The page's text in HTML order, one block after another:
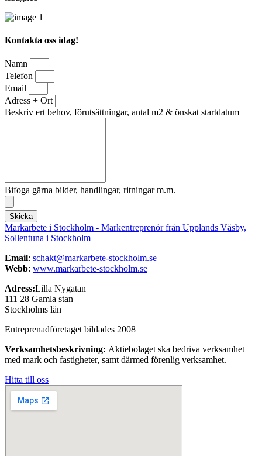
Kontakta oss idag!
Namn
Telefon
Email
Adress + Ort
Beskriv ert behov, förutsättningar, antal m2 & önskat startdatum
Bifoga gärna bilder, handlingar, ritningar m.m.
Skicka
Markarbete i Stockholm - Markentreprenör från Upplands Väsby,
Sollentuna i Stockholm
Email: schakt@markarbete-stockholm.se
Webb: www.markarbete-stockholm.se
Adress:Lilla Nygatan
111 28 Gamla stan
Stockholms län
Entreprenadföretaget bildades 2008
Verksamhetsbeskrivning: Aktiebolaget ska bedriva verksamhet
med mark och fastigheter, samt därmed förenlig verksamhet.
Hitta till oss